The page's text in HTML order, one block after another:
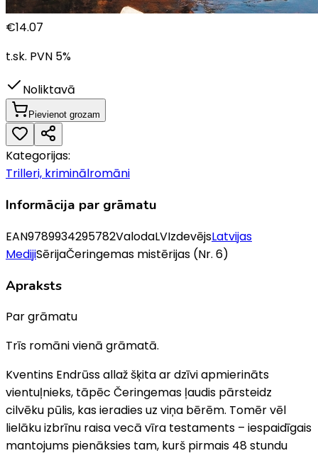
€14.07
t.sk. PVN 5%
Noliktavā
Pievienot grozam
Kategorijas:
Trilleri, kriminālromāni
Informācija par grāmatu
EAN9789934295782ValodaLVIzdevējsLatvijas
MedijiSērijaČeringemas mistērijas (Nr. 6)
Apraksts
Par grāmatu
Trīs romāni vienā grāmatā.
Kventins Endrūss allaž šķita ar dzīvi apmierināts
vientuļnieks, tāpēc Čeringemas ļaudis pārsteidz
cilvēku pūlis, kas ieradies uz viņa bērēm. Tomēr vēl
lielāku izbrīnu raisa vecā vīra testaments – iespaidīgais
mantojums pienāksies tam, kurš pirmais 48 stundu